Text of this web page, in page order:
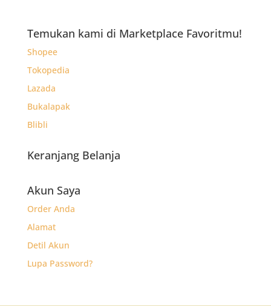
Rp47.300. adalah:
Temukan kami di Marketplace Favoritmu!
Shopee
Tokopedia
Lazada
Bukalapak
Blibli
Keranjang Belanja
Akun Saya
Order Anda
Alamat
Detil Akun
Lupa Password?